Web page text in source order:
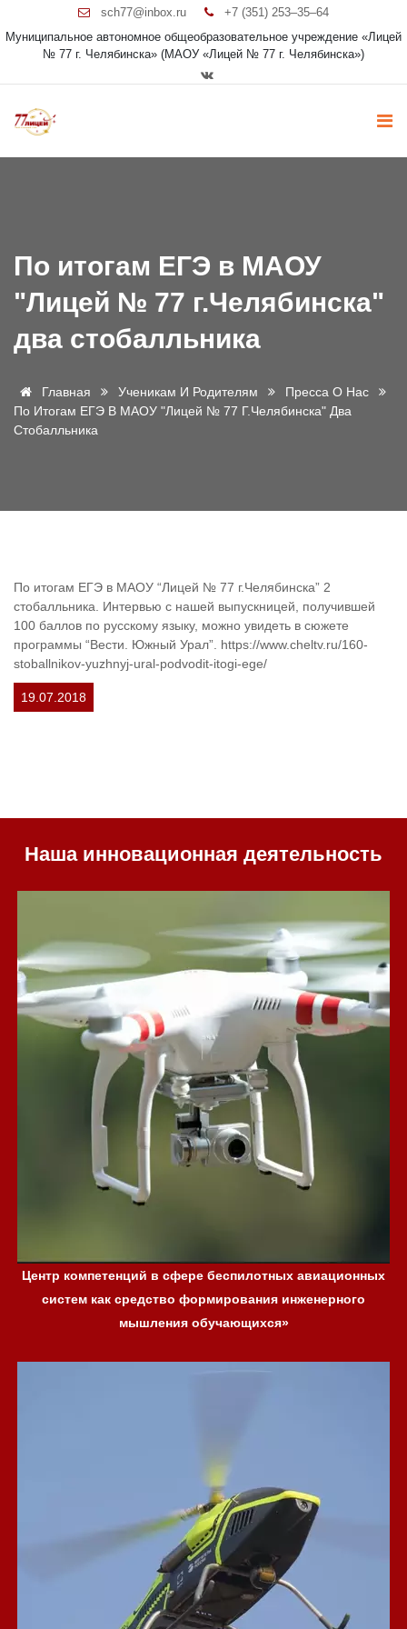
sch77@inbox.ru
+7 (351) 253‒35‒64
Муниципальное автономное общеобразовательное учреждение «Лицей
№ 77 г. Челябинска» (МАОУ «Лицей № 77 г. Челябинска»)
По итогам ЕГЭ в МАОУ
"Лицей № 77 г.Челябинска"
два стобалльника
Главная Ученикам И Родителям
Пресса О Нас
По Итогам ЕГЭ В МАОУ "Лицей № 77 Г.Челябинска" Два
Стобалльника
По итогам ЕГЭ в МАОУ “Лицей № 77 г.Челябинска” 2
стобалльника. Интервью с нашей выпускницей, получившей
100 баллов по русскому языку, можно увидеть в сюжете
программы “Вести. Южный Урал”. https://www.cheltv.ru/160-
stoballnikov-yuzhnyj-ural-podvodit-itogi-ege/
19.07.2018
Наша инновационная деятельность
Центр компетенций в сфере беспилотных авиационных
систем как средство формирования инженерного
мышления обучающихся»